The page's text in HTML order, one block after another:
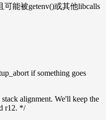
能被getenv()或其他libcalls
if something goes
alignment. We'll keep the
r12. */